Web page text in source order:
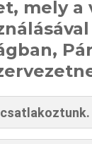
mely
csatlakoztunk.